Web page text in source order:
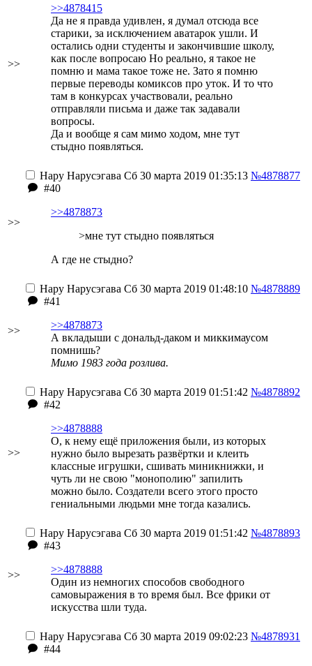
>>
>>4878415
Да не я правда удивлен, я думал отсюда все
старики, за исключением аватарок ушли. И
остались одни студенты и закончившие школу,
как после вопросаю Но реально, я такое не
помню и мама такое тоже не. Зато я помню
первые переводы комиксов про уток. И то что
там в конкурсах участвовали, реально
отправляли письма и даже так задавали
вопросы.
Да и вообще я сам мимо ходом, мне тут
стыдно появляться.
>>
Нару Нарусэгава Сб 30 марта 2019 01:35:13 №4878877
#40
>>4878873
>мне тут стыдно появляться
А где не стыдно?
>>
Нару Нарусэгава Сб 30 марта 2019 01:48:10 №4878889
#41
>>4878873
А вкладыши с дональд-даком и миккимаусом
помнишь?
Мимо 1983 года розлива.
>>
Нару Нарусэгава Сб 30 марта 2019 01:51:42 №4878892
#42
>>4878888
О, к нему ещё приложения были, из которых
нужно было вырезать развёртки и клеить
классные игрушки, сшивать миникнижки, и
чуть ли не свою "монополию" запилить
можно было. Создатели всего этого просто
гениальными людьми мне тогда казались.
>>
Нару Нарусэгава Сб 30 марта 2019 01:51:42 №4878893
#43
>>4878888
Один из немногих способов свободного
самовыражения в то время был. Все фрики от
искусства шли туда.
Нару Нарусэгава Сб 30 марта 2019 09:02:23 №4878931
#44